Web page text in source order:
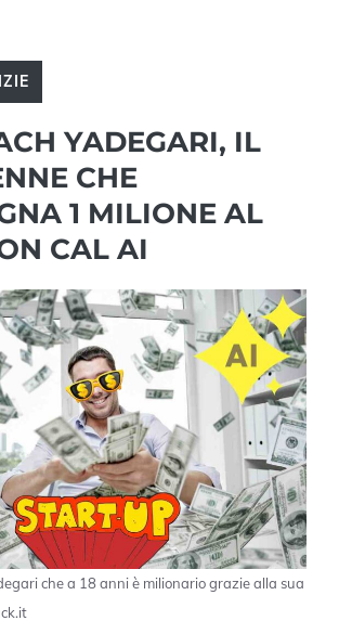
YADEGARI, IL
CHE
1 MILIONE AL
CAL AI
che a 18 anni è milionario grazie alla sua